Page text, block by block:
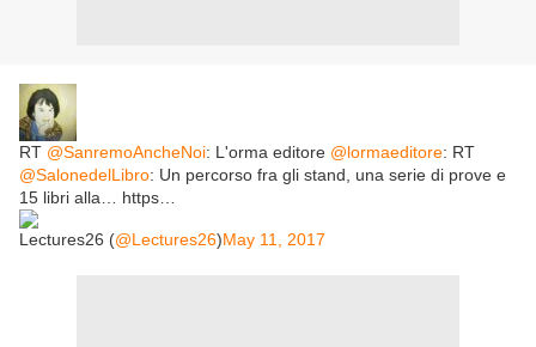
RT @SanremoAncheNoi: L'orma editore @lormaeditore: RT
@SalonedelLibro: Un percorso fra gli stand, una serie di prove e
15 libri alla… https…
Lectures26 (@Lectures26)May 11, 2017